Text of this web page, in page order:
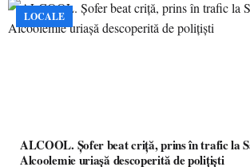
LOCALE
ALCOOL. Șofer beat criță, prins în trafic la
Alcoolemie uriașă descoperită de polițiști